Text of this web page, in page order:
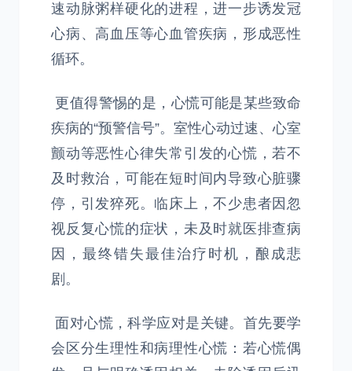
速动脉粥样硬化的进程，进一步诱发冠
心病、高血压等心血管疾病，形成恶性
循环。
更值得警惕的是，心慌可能是某些致命
疾病的“预警信号”。室性心动过速、心室
颤动等恶性心律失常引发的心慌，若不
及时救治，可能在短时间内导致心脏骤
停，引发猝死。临床上，不少患者因忽
视反复心慌的症状，未及时就医排查病
因，最终错失最佳治疗时机，酿成悲
剧。
面对心慌，科学应对是关键。首先要学
会区分生理性和病理性心慌：若心慌偶